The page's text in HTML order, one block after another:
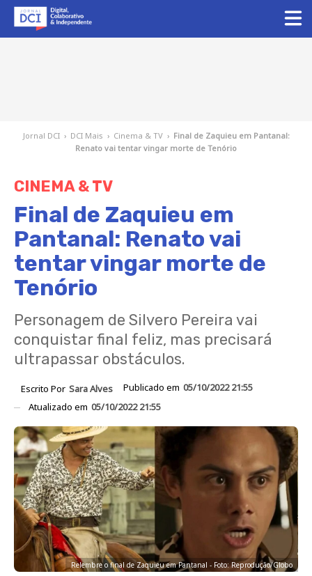
Jornal DCI › DCI Mais › Cinema & TV › Final de Zaquieu em Pantanal:
Renato vai tentar vingar morte de Tenório
CINEMA & TV
Final de Zaquieu em
Pantanal: Renato vai
tentar vingar morte de
Tenório
Personagem de Silvero Pereira vai
conquistar final feliz, mas precisará
ultrapassar obstáculos.
Escrito Por Sara Alves Publicado em 05/10/2022 21:55
Atualizado em 05/10/2022 21:55
Relembre o final de Zaquieu em Pantanal - Foto: Reprodução/Globo